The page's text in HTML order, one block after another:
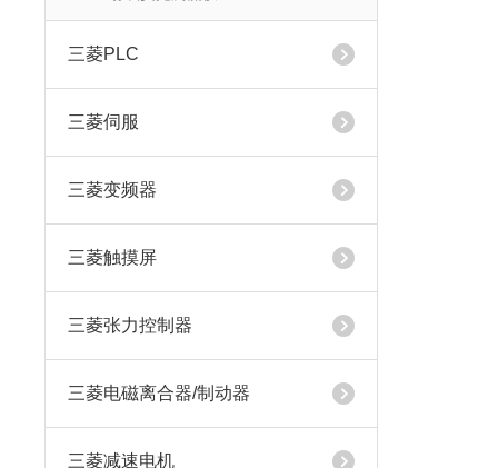
三菱PLC
三菱伺服
三菱变频器
三菱触摸屏
三菱张力控制器
三菱电磁离合器/制动器
三菱减速电机